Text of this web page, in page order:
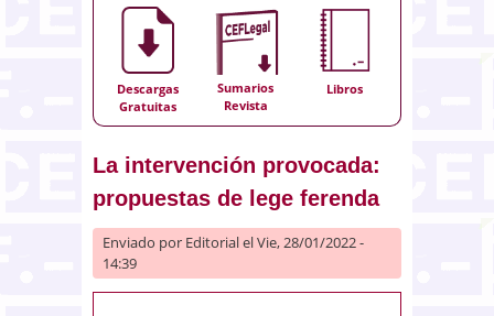
Descargas
Gratuitas
Sumarios
Revista
Libros
La intervención provocada:
propuestas de lege ferenda
Enviado por Editorialel Vie, 28/01/2022 -
14:39